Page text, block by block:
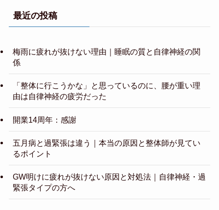
最近の投稿
梅雨に疲れが抜けない理由｜睡眠の質と自律神経の関
係
「整体に行こうかな」と思っているのに、腰が重い理
由は自律神経の疲労だった
開業14周年：感謝
五月病と過緊張は違う｜本当の原因と整体師が見てい
るポイント
GW明けに疲れが抜けない原因と対処法｜自律神経・過
緊張タイプの方へ